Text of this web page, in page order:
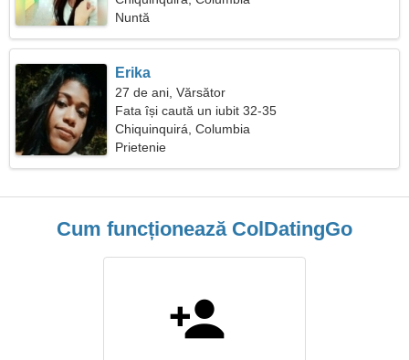
Nuntă
Erika
27 de ani, Vărsător
Fata își caută un iubit 32-35
Chiquinquirá, Columbia
Prietenie
Cum funcționează ColDatingGo